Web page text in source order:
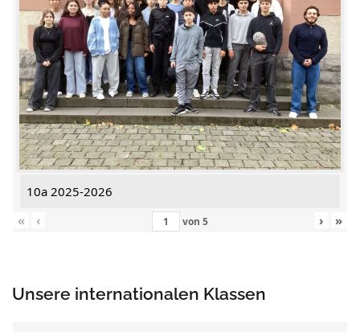
10a 2025-2026
«
‹ von 5 › »
Unsere internationalen Klassen